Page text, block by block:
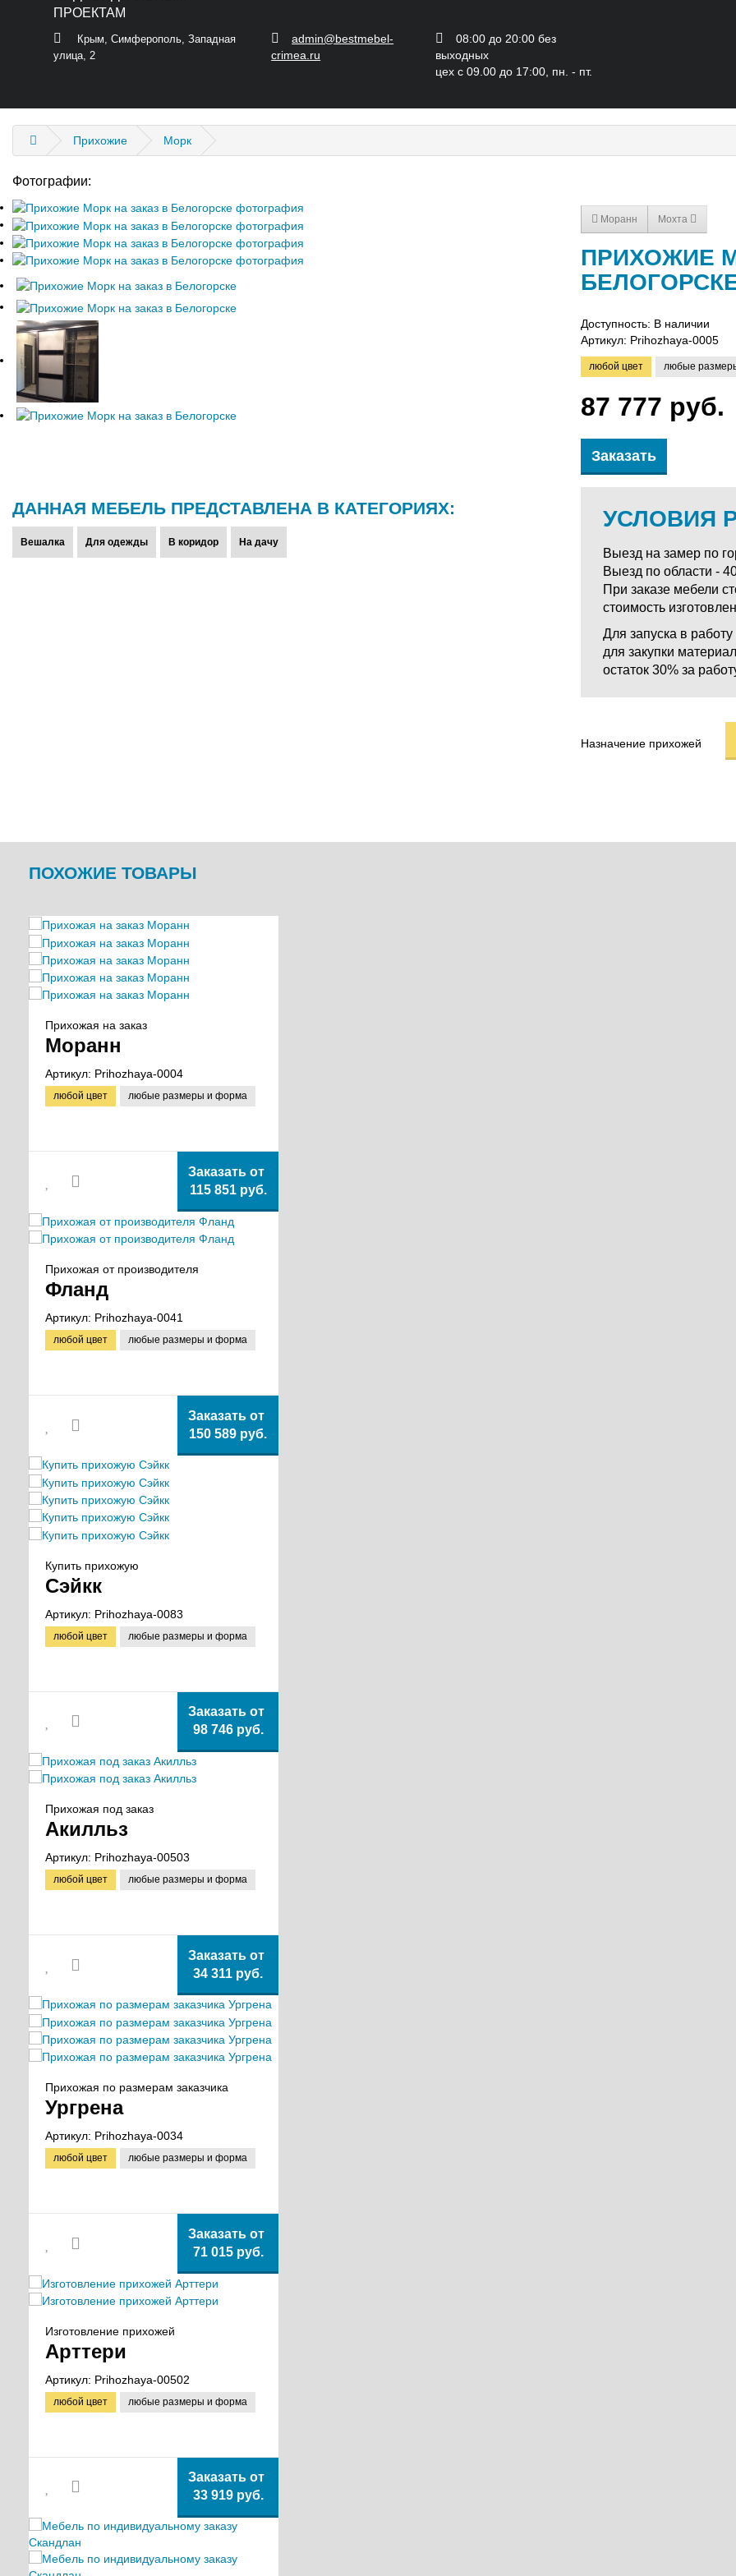
Крым, Симферополь, Западная
улица, 2
admin@bestmebel-
crimea.ru
08:00 до 20:00 без
выходных
цех с 09.00 до 17:00, пн. - пт.
Прихожие Морк
Фотографии:
ДАННАЯ МЕБЕЛЬ ПРЕДСТАВЛЕНА В КАТЕГОРИЯХ:
Вешалка Для одежды В коридор На дачу
Моранн Мохта
ПРИХОЖИЕ
Доступность: В наличии
Артикул: Prihozhaya-0005
любой цвет любые
87 777 руб.
Заказать
УСЛОВИЯ
Выезд на замер по
Выезд по области -
При заказе мебели
стоимость
Для запуска в
для закупки
остаток 30% за
Назначение прихожей
ПОХОЖИЕ ТОВАРЫ
Прихожая на заказ
Моранн
Артикул: Prihozhaya-0004
любой цвет любые размеры и форма
Заказать от
115 851 руб.
Прихожая от производителя
Фланд
Артикул: Prihozhaya-0041
любой цвет любые размеры и форма
Заказать от
150 589 руб.
Купить прихожую
Сэйкк
Артикул: Prihozhaya-0083
любой цвет любые размеры и форма
Заказать от
98 746 руб.
Прихожая под заказ
Акилльз
Артикул: Prihozhaya-00503
любой цвет любые размеры и форма
Заказать от
34 311 руб.
Прихожая по размерам заказчика
Ургрена
Артикул: Prihozhaya-0034
любой цвет любые размеры и форма
Заказать от
71 015 руб.
Изготовление прихожей
Арттери
Артикул: Prihozhaya-00502
любой цвет любые размеры и форма
Заказать от
33 919 руб.